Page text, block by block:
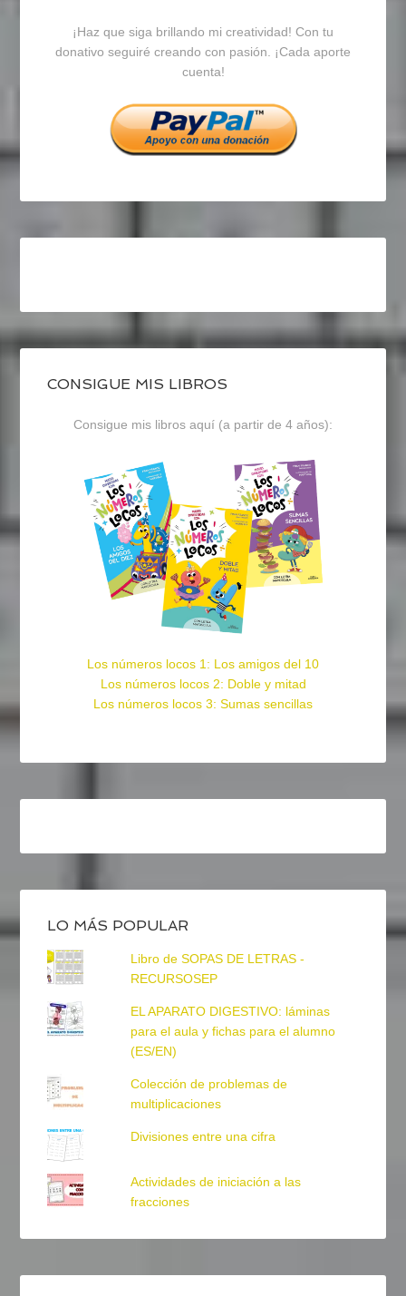
en
Facebook
en
Twitter
en
Instagram
¡Haz que siga brillando mi creatividad! Con tu
donativo seguiré creando con pasión. ¡Cada aporte
cuenta!
CONSIGUE MIS LIBROS
Consigue mis libros aquí (a partir de 4 años):
Los números locos 1: Los amigos del 10
Los números locos 2: Doble y mitad
Los números locos 3: Sumas sencillas
LO MÁS POPULAR
Libro de SOPAS DE LETRAS -
RECURSOSEP
EL APARATO DIGESTIVO: láminas
para el aula y fichas para el alumno
(ES/EN)
Colección de problemas de
multiplicaciones
Divisiones entre una cifra
Actividades de iniciación a las
fracciones